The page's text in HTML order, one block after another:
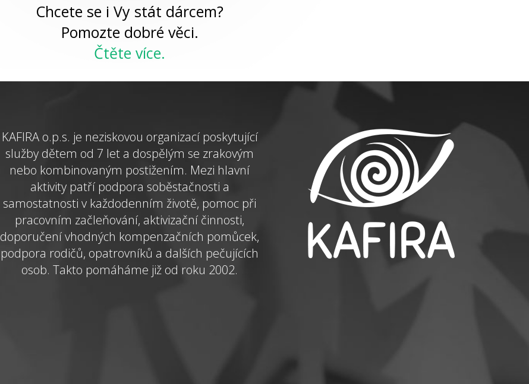
Chcete se i Vy stát dárcem?
Pomozte dobré věci.
Čtěte více.
KAFIRA o.p.s. je neziskovou organizací poskytující
služby dětem od 7 let a dospělým se zrakovým
nebo kombinovaným postižením. Mezi hlavní
aktivity patří podpora soběstačnosti a
samostatnosti v každodenním životě, pomoc při
pracovním začleňování, aktivizační činnosti,
doporučení vhodných kompenzačních pomůcek,
podpora rodičů, opatrovníků a dalších pečujících
osob. Takto pomáháme již od roku 2002.